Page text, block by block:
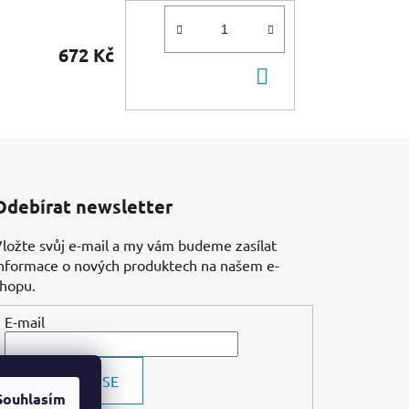
672 Kč
newsletter
svůj e-mail a my vám budeme zasílat
o nových produktech na našem e-
E-mail
PŘIHLÁSIT SE